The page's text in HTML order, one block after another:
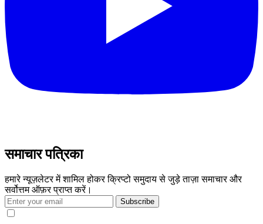
समाचार पत्रिका
हमारे न्यूज़लेटर में शामिल होकर क्रिप्टो समुदाय से जुड़े ताज़ा समाचार और
सर्वोत्तम ऑफ़र प्राप्त करें।
Subscribe